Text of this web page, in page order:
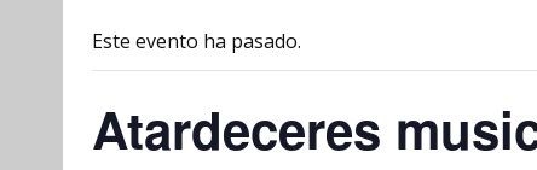
Este evento ha pasado.
Atardeceres